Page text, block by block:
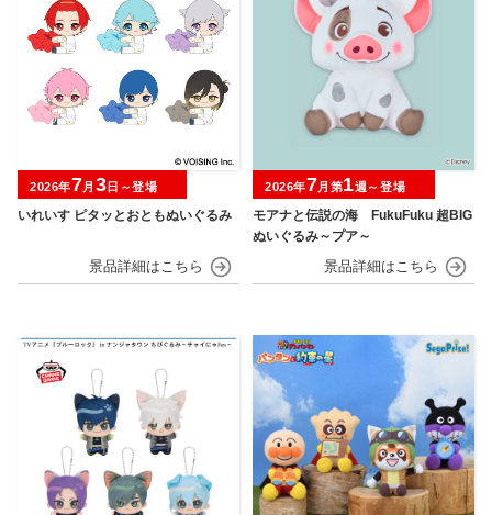
いれいす ピタッとおともぬいぐるみ
2026年7月 3日～登場
モアナと伝説の海 FukuFuku 超BIG
ぬいぐるみ～プア～
2026年7月第1週～登場